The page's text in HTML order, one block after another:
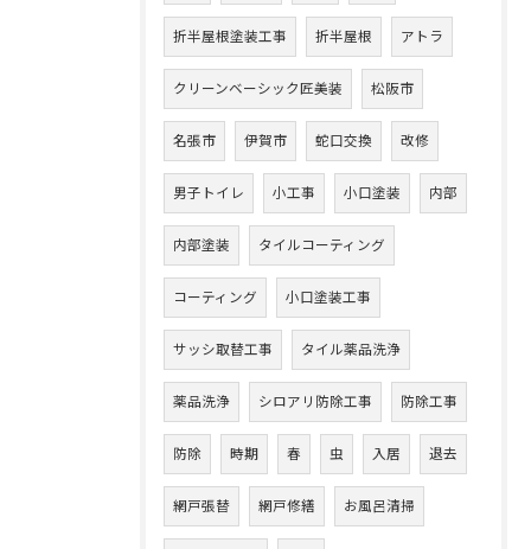
折半屋根塗装工事 折半屋根 アトラ
クリーンベーシック匠美装 松阪市
名張市 伊賀市 蛇口交換 改修
男子トイレ 小工事 小口塗装 内部
内部塗装 タイルコーティング
コーティング 小口塗装工事
サッシ取替工事 タイル薬品洗浄
薬品洗浄 シロアリ防除工事 防除工事
防除 時期 春 虫 入居 退去
網戸張替 網戸修繕 お風呂清掃